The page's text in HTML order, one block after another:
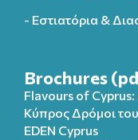
- Εστιατόρια &
Brochures
Flavours of
Κύπρος Δρόμοι
EDEN Cyprus